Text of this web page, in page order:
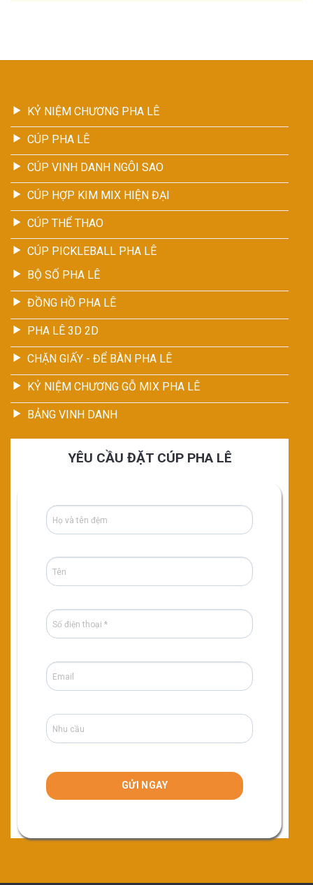
KỶ NIỆM CHƯƠNG PHA LÊ
CÚP PHA LÊ
CÚP VINH DANH NGÔI SAO
CÚP HỢP KIM MIX HIỆN ĐẠI
CÚP THỂ THAO
CÚP PICKLEBALL PHA LÊ
BỘ SỐ PHA LÊ
ĐỒNG HỒ PHA LÊ
PHA LÊ 3D 2D
CHẶN GIẤY - ĐỂ BÀN PHA LÊ
KỶ NIỆM CHƯƠNG GỖ MIX PHA LÊ
BẢNG VINH DANH
YÊU CẦU ĐẶT CÚP PHA LÊ